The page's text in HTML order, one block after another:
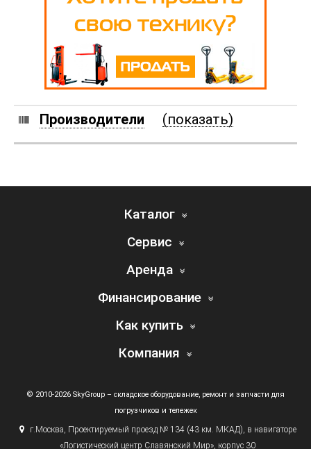
Производители (показать)
Каталог
Сервис
Аренда
Финансирование
Как купить
Компания
© 2010-2026 SkyGroup – складское оборудование, ремонт и запчасти для
погрузчиков и тележек
г.Москва, Проектируемый проезд № 134 (43км. МКАД), в навигаторе
«Логистический центр Славянский Мир», корпус 30